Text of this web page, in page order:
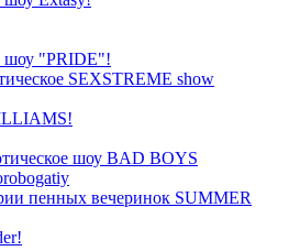
шоу "PRIDE"!
SEXSTREME show
шоу BAD BOYS
пенных вечеринок SUMMER